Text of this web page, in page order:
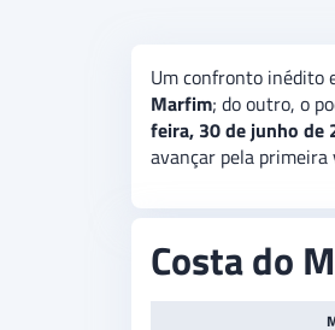
Um confronto inédito
Marfim; do outro, o
feira, 30 de junho de
avançar pela
Costa do